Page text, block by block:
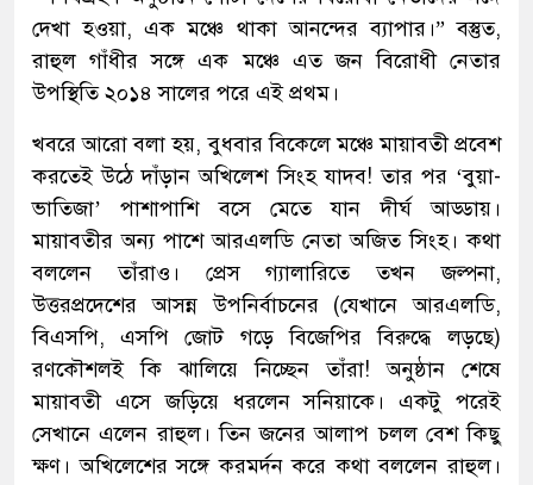
দেখা হওয়া, এক মঞ্চে থাকা আনন্দের ব্যাপার।” বস্তুত,
রাহুল গাঁধীর সঙ্গে এক মঞ্চে এত জন বিরোধী নেতার
উপস্থিতি ২০১৪ সালের পরে এই প্রথম।
খবরে আরো বলা হয়, বুধবার বিকেলে মঞ্চে মায়াবতী প্রবেশ
করতেই উঠে দাঁড়ান অখিলেশ সিংহ যাদব! তার পর ‘বুয়া-
ভাতিজা’ পাশাপাশি বসে মেতে যান দীর্ঘ আড্ডায়।
মায়াবতীর অন্য পাশে আরএলডি নেতা অজিত সিংহ। কথা
বললেন তাঁরাও। প্রেস গ্যালারিতে তখন জল্পনা,
উত্তরপ্রদেশের আসন্ন উপনির্বাচনের (যেখানে আরএলডি,
বিএসপি, এসপি জোট গড়ে বিজেপির বিরুদ্ধে লড়ছে)
রণকৌশলই কি ঝালিয়ে নিচ্ছেন তাঁরা! অনুষ্ঠান শেষে
মায়াবতী এসে জড়িয়ে ধরলেন সনিয়াকে। একটু পরেই
সেখানে এলেন রাহুল। তিন জনের আলাপ চলল বেশ কিছু
ক্ষণ। অখিলেশের সঙ্গে করমর্দন করে কথা বললেন রাহুল।